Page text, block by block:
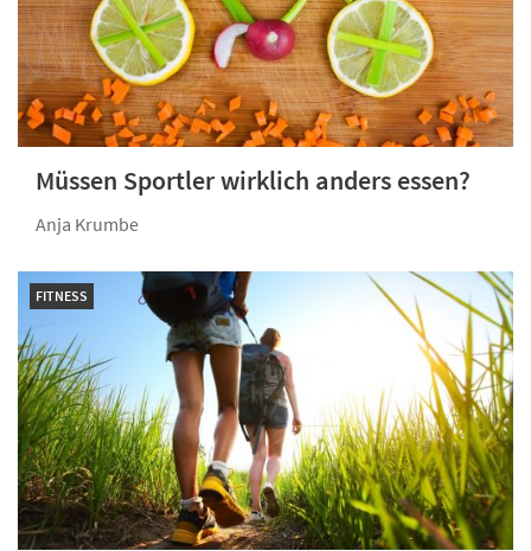
Müssen Sportler wirklich anders essen?
Anja Krumbe
FITNESS